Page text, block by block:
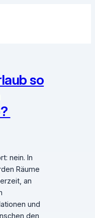
so
nein. In
Räume
an
und
den